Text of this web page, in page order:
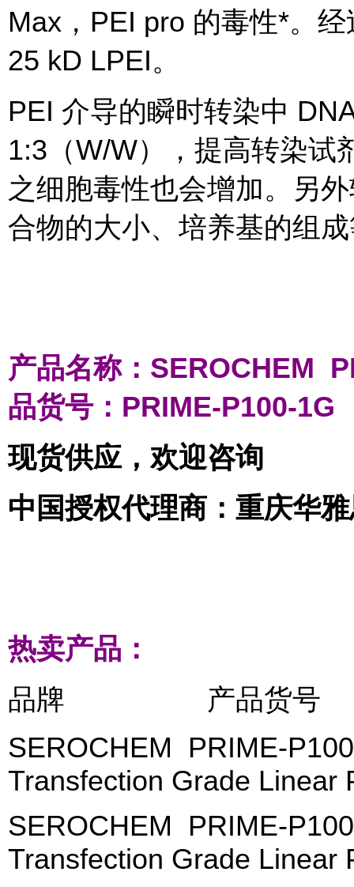
Max，PEI pro 的毒性*。
25 kD LPEI。
PEI 介导的瞬时转染中
1:3（W/W），提高转染试
之细胞毒性也会增加。另
合物的大小、培养基的组
产品名称：
品货号：PRIME-P100-1G
现货供应，欢迎咨询
中国授权代理商：重庆华
热卖产品：
品牌 产品货号
SEROCHEM PRIME-
Transfection Grade Linear
SEROCHEM PRIME-
Transfection Grade Linear